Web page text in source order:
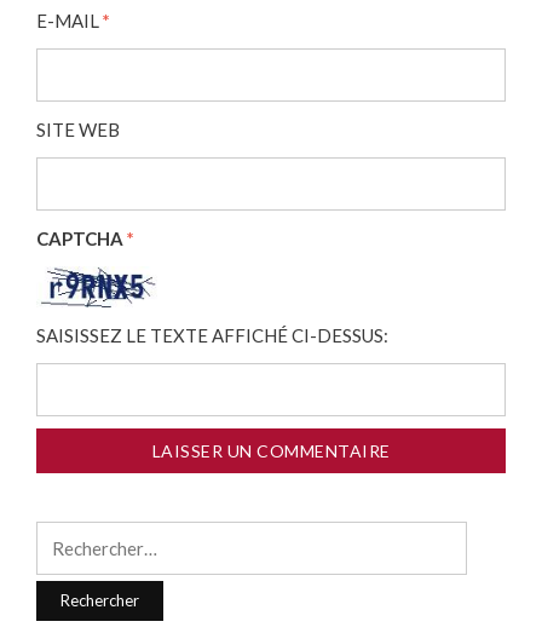
E-MAIL*
SITE WEB
CAPTCHA *
SAISISSEZ LE TEXTE AFFICHÉ CI-DESSUS: